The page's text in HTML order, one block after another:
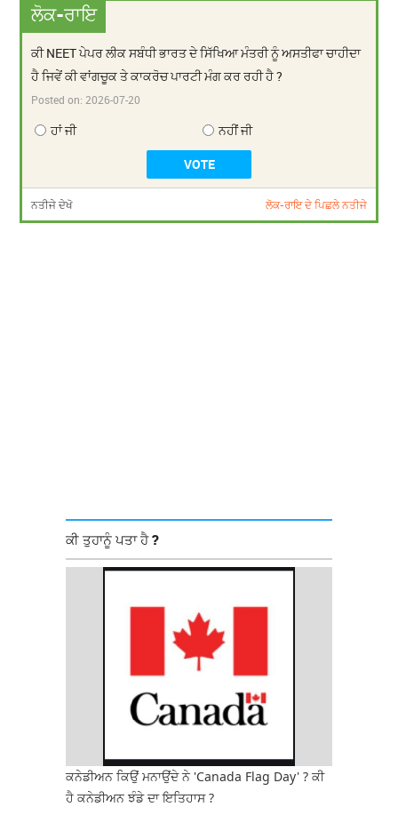
ਲੋਕ-ਰਾਇ
ਕੀ NEET ਪੇਪਰ ਲੀਕ ਸਬੰਧੀ ਭਾਰਤ ਦੇ ਸਿੱਖਿਆ ਮੰਤਰੀ ਨੂੰ ਅਸਤੀਫਾ ਚਾਹੀਦਾ
ਹੈ ਜਿਵੇਂ ਕੀ ਵਾਂਗਚੂਕ ਤੇ ਕਾਕਰੋਚ ਪਾਰਟੀ ਮੰਗ ਕਰ ਰਹੀ ਹੈ ?
Posted on: 2026-07-20
ਹਾਂ ਜੀ ਨਹੀਂ ਜੀ
ਨਤੀਜੇ ਦੇਖੋ ਲੋਕ-ਰਾਇ ਦੇ ਪਿਛਲੇ ਨਤੀਜੇ
ਕੀ ਤੁਹਾਨੂੰ ਪਤਾ ਹੈ ?
ਕਨੇਡੀਅਨ ਕਿਉਂ ਮਨਾਉਂਦੇ ਨੇ 'Canada Flag Day' ? ਕੀ
ਹੈ ਕਨੇਡੀਅਨ ਝੰਡੇ ਦਾ ਇਤਿਹਾਸ ?